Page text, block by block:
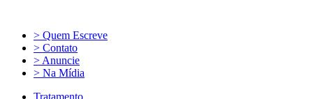
> Quem Escreve
> Contato
> Anuncie
> Na Mídia
Tratamento